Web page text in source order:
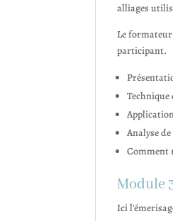
alliages
Le
participant.
Technique
Analyse
Comment
Module
Ici